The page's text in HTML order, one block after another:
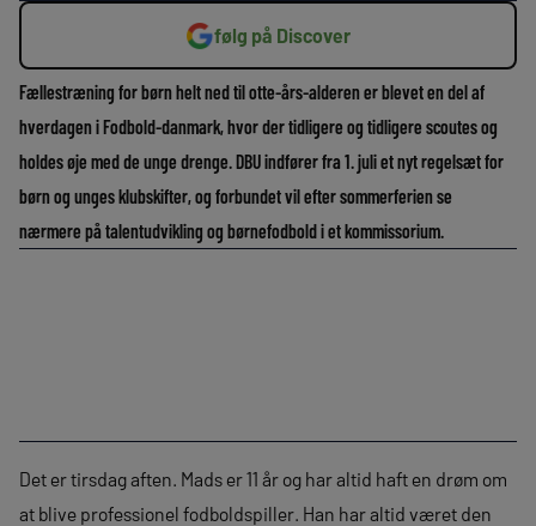
følg på Discover
Fællestræning for børn helt ned til otte-års-alderen er blevet en del af
hverdagen i Fodbold-danmark, hvor der tidligere og tidligere scoutes og
holdes øje med de unge drenge. DBU indfører fra 1. juli et nyt regelsæt for
børn og unges klubskifter, og forbundet vil efter sommerferien se
nærmere på talentudvikling og børnefodbold i et kommissorium.
Det er tirsdag aften. Mads er 11 år og har altid haft en drøm om
at blive professionel fodboldspiller. Han har altid været den